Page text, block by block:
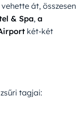
vehette át, összesen
& Spa, a
két-két
tagjai: